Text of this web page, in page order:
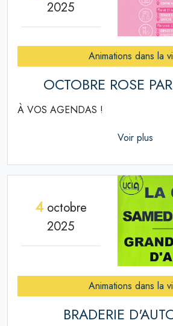
2025
Animations dans la
OCTOBRE ROSE
À VOS AGENDAS !
Voir plus
4octobre
2025
Animations dans la
BRADERIE